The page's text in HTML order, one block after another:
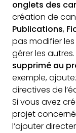
onglets des
création de
Publications,
pas modifier
gérer les autres.
supprimé au
exemple,
directives de
Si vous avez
projet
l’ajouter